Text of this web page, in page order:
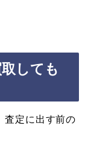
しても
査定に出す前の